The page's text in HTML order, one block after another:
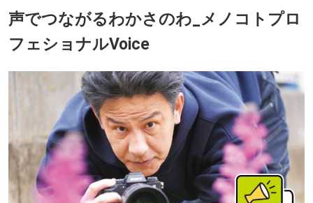
声でつながるわかさのわ_メノコトプロ
フェショナルVoice